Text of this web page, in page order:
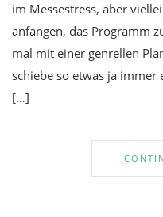
im Messestress, aber
anfangen, das Programm
mal mit einer genrellen
schiebe so etwas ja
[…]